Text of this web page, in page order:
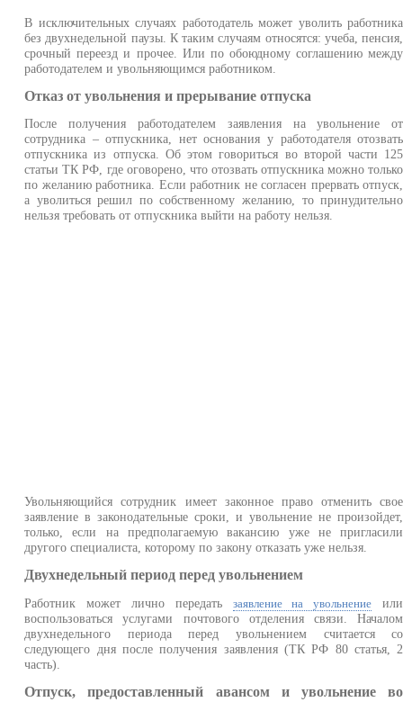
В исключительных случаях работодатель может уволить работника
без двухнедельной паузы. К таким случаям относятся: учеба, пенсия,
срочный переезд и прочее. Или по обоюдному соглашению между
работодателем и увольняющимся работником.
Отказ от увольнения и прерывание отпуска
После получения работодателем заявления на увольнение от
сотрудника – отпускника, нет основания у работодателя отозвать
отпускника из отпуска. Об этом говориться во второй части 125
статьи ТК РФ, где оговорено, что отозвать отпускника можно только
по желанию работника. Если работник не согласен прервать отпуск,
а уволиться решил по собственному желанию, то принудительно
нельзя требовать от отпускника выйти на работу нельзя.
Увольняющийся сотрудник имеет законное право отменить свое
заявление в законодательные сроки, и увольнение не произойдет,
только, если на предполагаемую вакансию уже не пригласили
другого специалиста, которому по закону отказать уже нельзя.
Двухнедельный период перед увольнением
Работник может лично передать заявление на увольнение или
воспользоваться услугами почтового отделения связи. Началом
двухнедельного периода перед увольнением считается со
следующего дня после получения заявления (ТК РФ 80 статья, 2
часть).
Отпуск, предоставленный авансом и увольнение во